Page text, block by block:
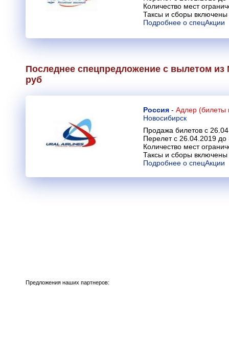
Количество мест
Таксы и сборы включены
Подробнее о спецАкции
Последнее спецпредложение с вылетом
руб
Россия - Адлер (билеты
Новосибирск
Продажа билетов с
Перелет с 26.04.2019 до
Количество мест
Таксы и сборы включены
Подробнее о спецАкции
Предложения наших партнеров: